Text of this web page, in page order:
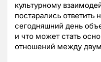
культурному
постарались ответить
сегодняшний день
и что может стать
отношений между